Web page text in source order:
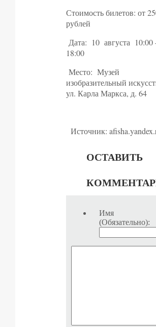
Стоимость билетов: от
рублей
Дата: 10 августа 10:00
18:00
Место: Музей
изобразительный
ул. Карла Маркса, д. 64
Источник:
ОСТАВИТЬ
Имя
(Обязательно):